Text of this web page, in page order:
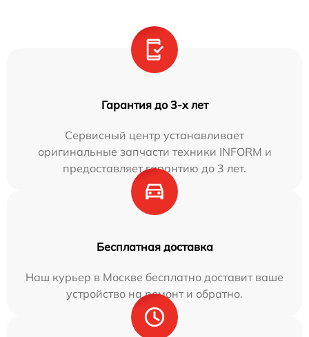
Гарантия до 3-х лет
Сервисный центр устанавливает
оригинальные запчасти техники INFORM и
предоставляет гарантию до 3 лет.
Бесплатная доставка
Наш курьер в Москве бесплатно доставит ваше
устройство на ремонт и обратно.